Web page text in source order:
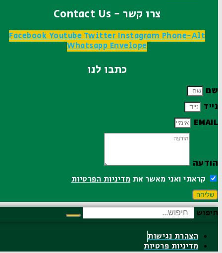
צרו קשר - Contact Us
FacebookYoutubeTwitterInstagramPhone-Alt
WhatsappEnvelope
כתבו לנו
שם
נייד
EMAIL
הודעה
קראתי ואני מאשר אתמדיניות הפרטיות
שליחה
חיפוש
הצהרת נגישות
מדיניות פרטיות